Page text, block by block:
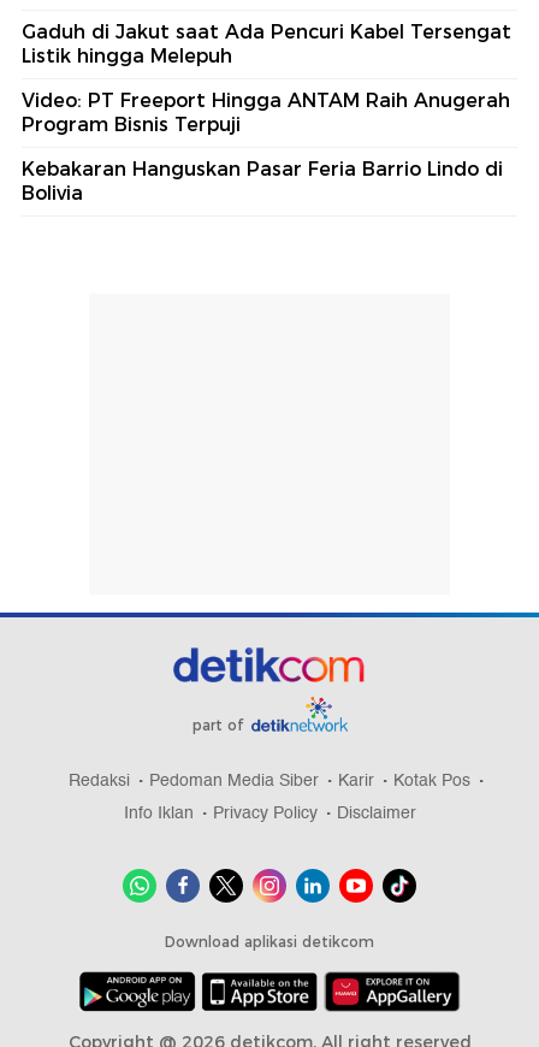
Gaduh di Jakut saat Ada Pencuri Kabel Tersengat
Listik hingga Melepuh
Video: PT Freeport Hingga ANTAM Raih Anugerah
Program Bisnis Terpuji
Kebakaran Hanguskan Pasar Feria Barrio Lindo di
Bolivia
part of
Redaksi Pedoman Media Siber Karir
Kotak Pos
Info Iklan
Privacy Policy Disclaimer
Download aplikasi detikcom
Copyright @ 2026 detikcom, All right reserved